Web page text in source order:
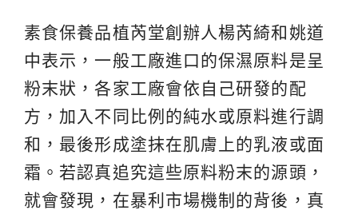
素食保養品植芮堂創辦人楊芮綺和姚道
中表示，一般工廠進口的保濕原料是呈
粉末狀，各家工廠會依自己研發的配
方，加入不同比例的純水或原料進行調
和，最後形成塗抹在肌膚上的乳液或面
霜。若認真追究這些原料粉末的源頭，
就會發現，在暴利市場機制的背後，真